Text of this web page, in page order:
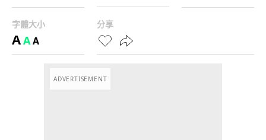
字體大小
AAA
分享
ADVERTISEMENT